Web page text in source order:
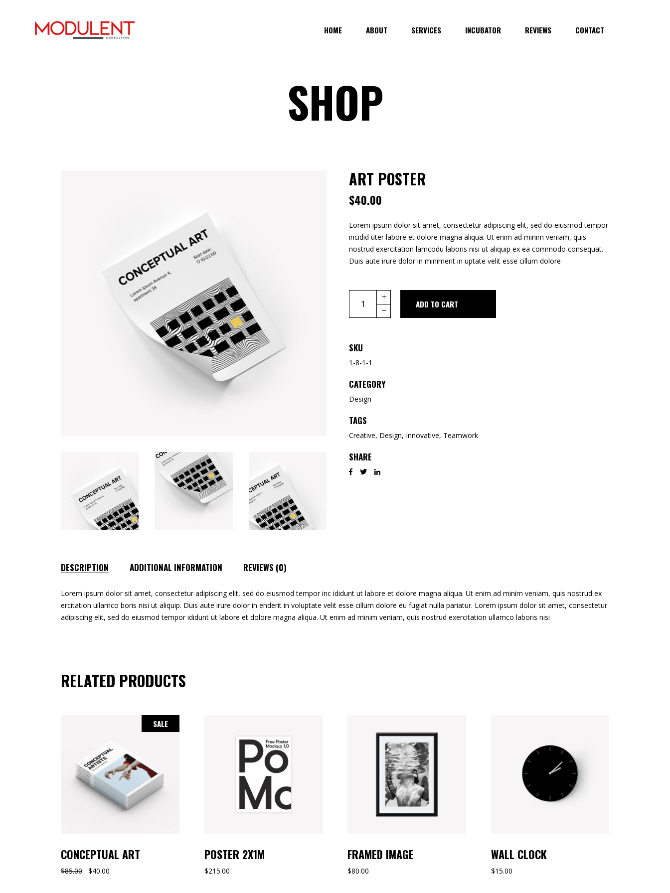
HOME ABOUT SERVICES INCUBATOR REVIEWS CONTACT
SHOP
ART POSTER
$40.00
Lorem ipsum dolor sit amet, consectetur adipiscing elit, sed do eiusmod tempor
incidid uter labore et dolore magna aliqua. Ut enim ad minim veniam, quis
nostrud exercitation lamcodu laboris nisi ut aliquip ex ea commodo consequat.
Duis aute irure dolor in minimerit in uptate velit esse cillum dolore
ADD TO CART
SKU
1-8-1-1
CATEGORY
Design
TAGS
Creative, Design, Innovative, Teamwork
SHARE
DESCRIPTION ADDITIONAL INFORMATION REVIEWS (0)
Lorem ipsum dolor sit amet, consectetur adipiscing elit, sed do eiusmod tempor inc ididunt ut labore et dolore magna aliqua. Ut enim ad minim veniam, quis nostrud ex
ercitation ullamco boris nisi ut aliquip. Duis aute irure dolor in enderit in voluptate velit esse cillum dolore eu fugiat nulla pariatur. Lorem ipsum dolor sit amet, consectetur
adipiscing elit, sed do eiusmod tempor ididunt ut labore et dolore magna aliqua. Ut enim ad minim veniam, quis nostrud exercitation ullamco laboris nisi
RELATED PRODUCTS
SALE
CONCEPTUAL ART
$85.00 $40.00
POSTER 2X1M
$215.00
FRAMED IMAGE
$80.00
WALL CLOCK
$15.00